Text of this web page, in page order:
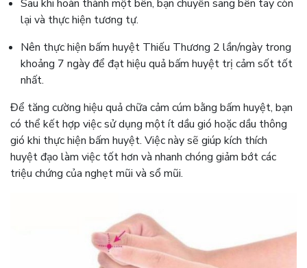
Sau khi hoàn thành một bên, bạn chuyển sang bên tay còn
lại và thực hiện tương tự.
Nên thực hiện bấm huyệt Thiếu Thương 2 lần/ngày trong
khoảng 7 ngày để đạt hiệu quả bấm huyệt trị cảm sốt tốt
nhất.
Để tăng cường hiệu quả chữa cảm cúm bằng bấm huyệt, bạn
có thể kết hợp việc sử dụng một ít dầu gió hoặc dầu thông
gió khi thực hiện bấm huyệt. Việc này sẽ giúp kích thích
huyệt đạo làm việc tốt hơn và nhanh chóng giảm bớt các
triệu chứng của nghẹt mũi và sổ mũi.